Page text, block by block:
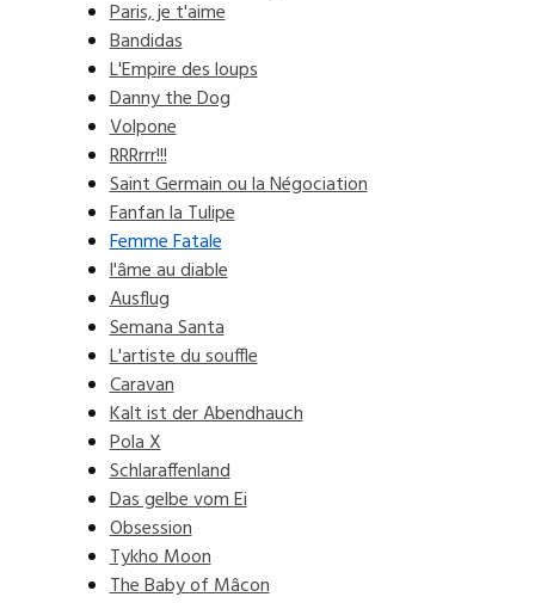
Paris, je t'aime
Bandidas
L'Empire des loups
Danny the Dog
Volpone
RRRrrr!!!
Saint Germain ou la Négociation
Fanfan la Tulipe
Femme Fatale
l'âme au diable
Ausflug
Semana Santa
L'artiste du souffle
Caravan
Kalt ist der Abendhauch
Pola X
Schlaraffenland
Das gelbe vom Ei
Obsession
Tykho Moon
The Baby of Mâcon